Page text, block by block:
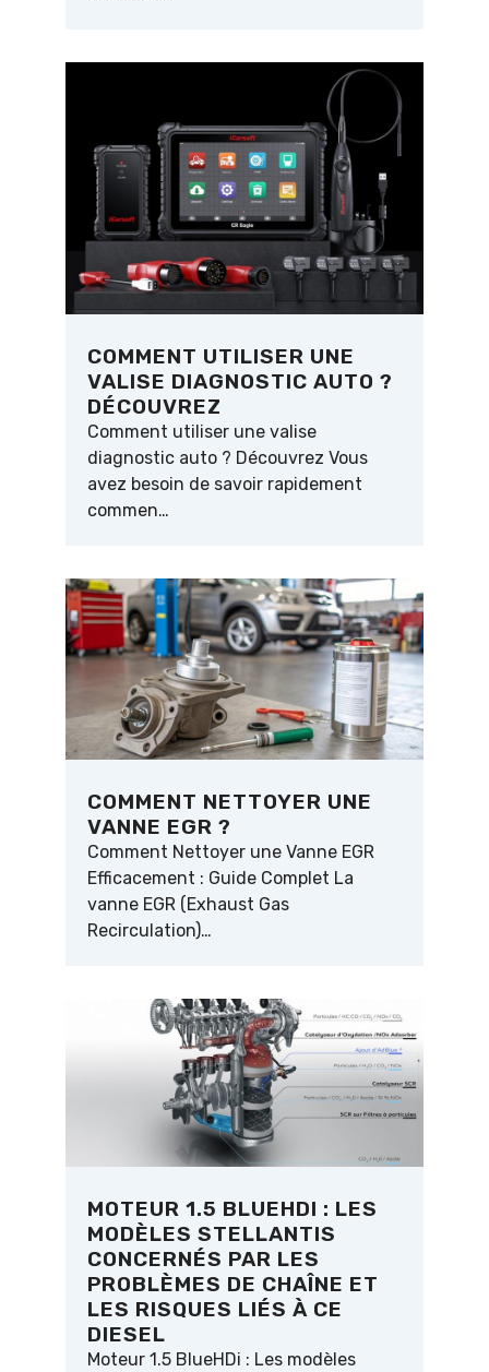
COMMENT UTILISER UNE
VALISE DIAGNOSTIC AUTO ?
DÉCOUVREZ
Comment utiliser une valise
diagnostic auto ? Découvrez Vous
avez besoin de savoir rapidement
commen…
COMMENT NETTOYER UNE
VANNE EGR ?
Comment Nettoyer une Vanne EGR
Efficacement : Guide Complet La
vanne EGR (Exhaust Gas
Recirculation)…
MOTEUR 1.5 BLUEHDI : LES
MODÈLES STELLANTIS
CONCERNÉS PAR LES
PROBLÈMES DE CHAÎNE ET
LES RISQUES LIÉS À CE
DIESEL
Moteur 1.5 BlueHDi : Les modèles